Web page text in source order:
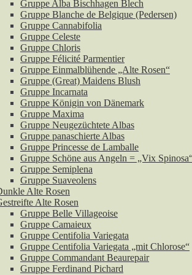
Gruppe Alba Bischhagen Blech
Gruppe Blanche de Belgique (Pedersen)
Gruppe Cannabifolia
Gruppe Celeste
Gruppe Chloris
Gruppe Félicité Parmentier
Gruppe Einmalblühende „Alte Rosen“
Gruppe (Great) Maidens Blush
Gruppe Incarnata
Gruppe Königin von Dänemark
Gruppe Maxima
Gruppe Neugezüchtete Albas
Gruppe panaschierte Albas
Gruppe Princesse de Lamballe
Gruppe Schöne aus Angeln = „Vix
Gruppe Semiplena
Gruppe Suaveolens
Alte Rosen
Alte Rosen
Gruppe Belle Villageoise
Gruppe Camaieux
Gruppe Centifolia Variegata
Gruppe Centifolia Variegata „mit Chlorose“
Gruppe Commandant Beaurepair
Gruppe Ferdinand Pichard